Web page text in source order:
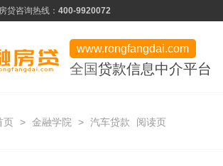
贷咨询热线： 400-9920072
www.rongfangdai.com
贷款信息中介平台
全国
信用贷款
页 > 金融学院 > 汽车贷款 阅读页